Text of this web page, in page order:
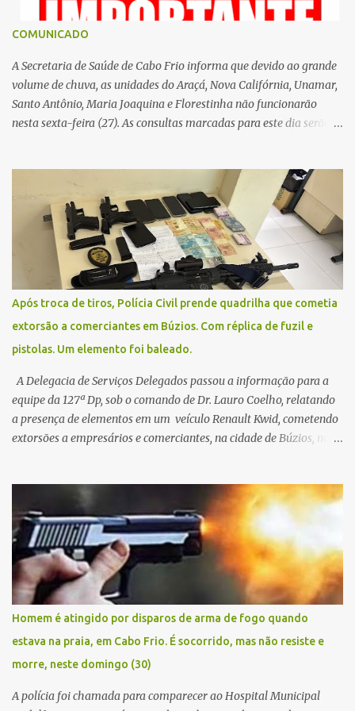
COMUNICADO
A Secretaria de Saúde de Cabo Frio informa que devido ao grande
volume de chuva, as unidades do Araçá, Nova Califórnia, Unamar,
Santo Antônio, Maria Joaquina e Florestinha não funcionarão
nesta sexta-feira (27). As consultas marcadas para este dia serão
Contamos com a compreensão de toda população, pois se trata de
uma situação climática que foge ao controle da administração
pública.
Após troca de tiros, Polícia Civil prende quadrilha que cometia
extorsão a comerciantes em Búzios. Com réplica de fuzil e
pistolas. Um elemento foi baleado.
A Delegacia de Serviços Delegados passou a informação para a
equipe da 127ª Dp, sob o comando de Dr. Lauro Coelho, relatando
a presença de elementos em um veículo Renault Kwid, cometendo
extorsões a empresários e comerciantes, na cidade de Búzios, na
fugir da cidade Buziana. Um dos detidos é policial civil e este foi
baleado na perna na troca de tiros . Na ocorrência, três armas,
pistolas e uma réplica de fuzil, foram apreendidas. O homem
baleado foi identificado como Claudio Bastos, conhecido no meio
político.
Homem é atingido por disparos de arma de fogo quando
estava na praia, em Cabo Frio. É socorrido, mas não resiste e
morre, neste domingo (30)
A polícia foi chamada para comparecer ao Hospital Municipal